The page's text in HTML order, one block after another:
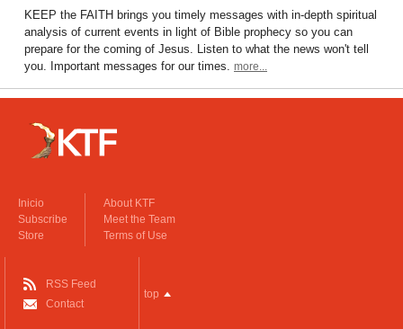
KEEP the FAITH brings you timely messages with in-depth spiritual
analysis of current events in light of Bible prophecy so you can
prepare for the coming of Jesus. Listen to what the news won't tell
you. Important messages for our times. more...
Inicio
Subscribe
Store
About KTF
Meet the Team
Terms of Use
RSS Feed
Contact
top